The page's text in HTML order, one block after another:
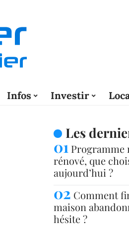
Infos Investir
Les
Programme
rénové, que
aujourd’hui ?
Comment
maison
hésite ?